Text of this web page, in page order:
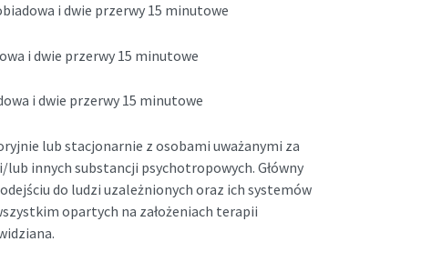
i dwie przerwy 15 minutowe
i dwie przerwy 15 minutowe
i dwie przerwy 15 minutowe
lub stacjonarnie z osobami uważanymi za
innych substancji psychotropowych. Główny
do ludzi uzależnionych oraz ich systemów
opartych na założeniach terapii